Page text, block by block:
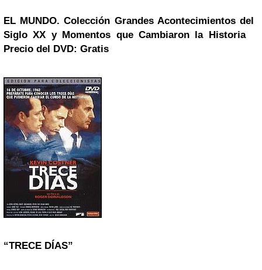
EL MUNDO. Colección Grandes Acontecimientos del
Siglo XX y Momentos que Cambiaron la Historia
Precio del DVD: Gratis
“TRECE DÍAS”